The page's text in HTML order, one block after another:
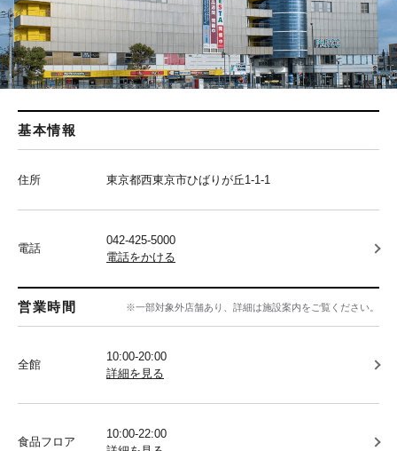
基本情報
住所 東京都西東京市ひばりが丘1-1-1
電話
042-425-5000
電話をかける
営業時間 ※一部対象外店舗あり、詳細は施設案内をご覧ください。
全館
10:00-20:00
詳細を見る
食品フロア
10:00-22:00